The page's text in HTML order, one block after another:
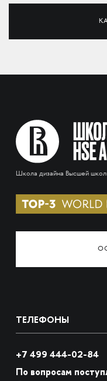
Школа дизайна Высшей
ТЕЛЕФОНЫ
+7 499 444-02-84
По вопросам